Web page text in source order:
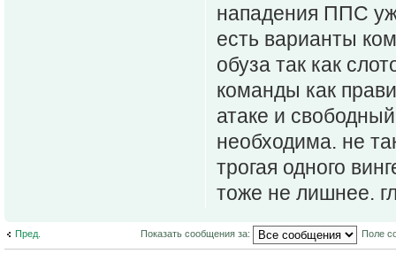
нападения ППС
есть варианты
обуза так как
команды как
атаке и
необходима. не
трогая одного
тоже не лишнее.
Пред. Показать сообщения за: Поле